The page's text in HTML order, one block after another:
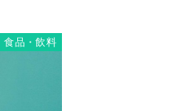
食品・飲料